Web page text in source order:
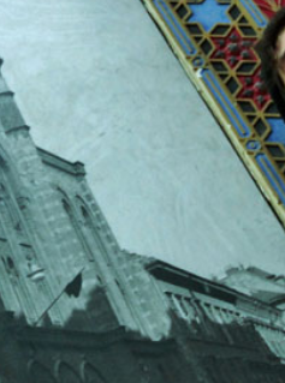
PesText 2023
PesText 2024
PesText 2025
+SZIF
HNB
Eronim Mox szakácskönyve
Spoiler